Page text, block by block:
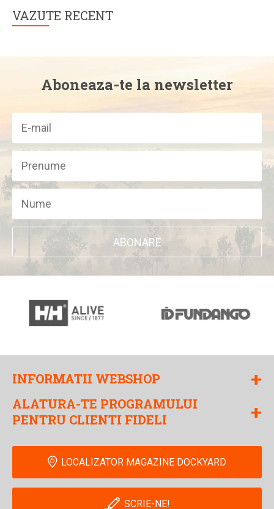
VAZUTE RECENT
Aboneaza-te la newsletter
ABONARE
INFORMATII WEBSHOP +
ALATURA-TE PROGRAMULUI
PENTRU CLIENTI FIDELI
+
LOCALIZATOR MAGAZINE DOCKYARD
SCRIE-NE!